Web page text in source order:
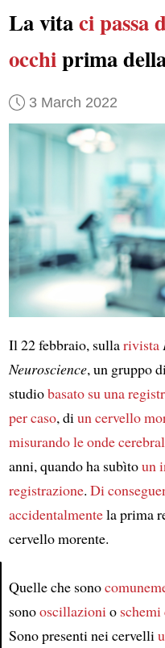
Article
La vitaci passa
occhiprima
3 March 2022
Il 22 febbraio, sullarivista
Neuroscience, un gruppo di
studiobasato su una
per caso, di un cervello
misurandole onde
anni, quando ha subìtoun
registrazione. Di
accidentalmentela prima
cervello morente.
Quelle che sono
sonooscillazioni o schemi
Sono presenti nei cervelli